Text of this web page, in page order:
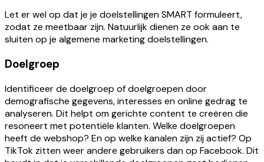
Let er wel op dat je je doelstellingen SMART formuleert,
zodat ze meetbaar zijn. Natuurlijk dienen ze ook aan te
sluiten op je algemene marketing doelstellingen.
Doelgroep
Identificeer de doelgroep of doelgroepen door
demografische gegevens, interesses en online gedrag te
analyseren. Dit helpt om gerichte content te creëren die
resoneert met potentiële klanten. Welke doelgroepen
heeft de webshop? En op welke kanalen zijn zij actief? Op
TikTok zitten weer andere gebruikers dan op Facebook. Dit